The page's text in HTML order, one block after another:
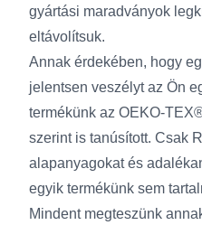
gyártási maradványok
eltávolítsuk.
Annak érdekében, hogy
jelentsen veszélyt az Ön
termékünk az OEKO-
szerint is tanúsított. Csak
alapanyagokat és
egyik termékünk sem
Mindent megteszünk